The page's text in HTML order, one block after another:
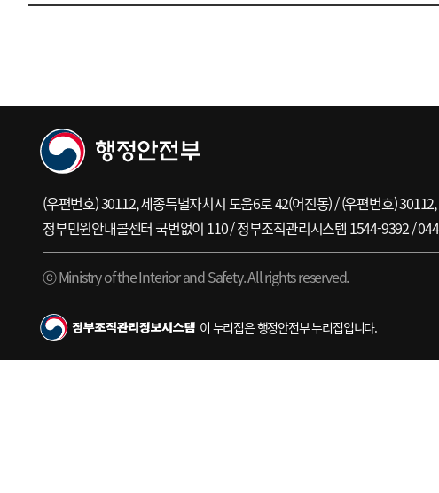
(우편번호) 30112, 세종특별자치시 도움6로 42(어진동) / (우편번호)
정부민원안내콜센터 국번없이 110 / 정부조직관리시스템 1544-9392 /
ⓒ Ministry of the Interior and Safety. All rights reserved.
이 누리집은 행정안전부 누리집입니다.